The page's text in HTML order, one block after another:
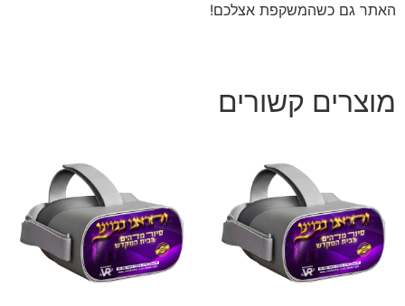
האתר גם כשהמשקפת אצלכם!
מוצרים קשורים